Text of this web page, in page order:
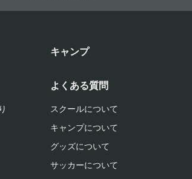
キャンプ
よくある質問
スクールについて
キャンプについて
グッズについて
サッカーについて